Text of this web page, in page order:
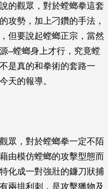
的觀眾，對於螳螂拳這套
攻勢，加上刁鑽的手法，
但要說起螳螂正宗，當然
–螳螂身上才行，究竟螳
是真的和拳術的套路一
天的報導。
眾，對於螳螂拳一定不陌
由模仿螳螂的攻擊型態而
化成一對強壯的鐮刀狀捕
兩排利刺，是攻擊獵物及